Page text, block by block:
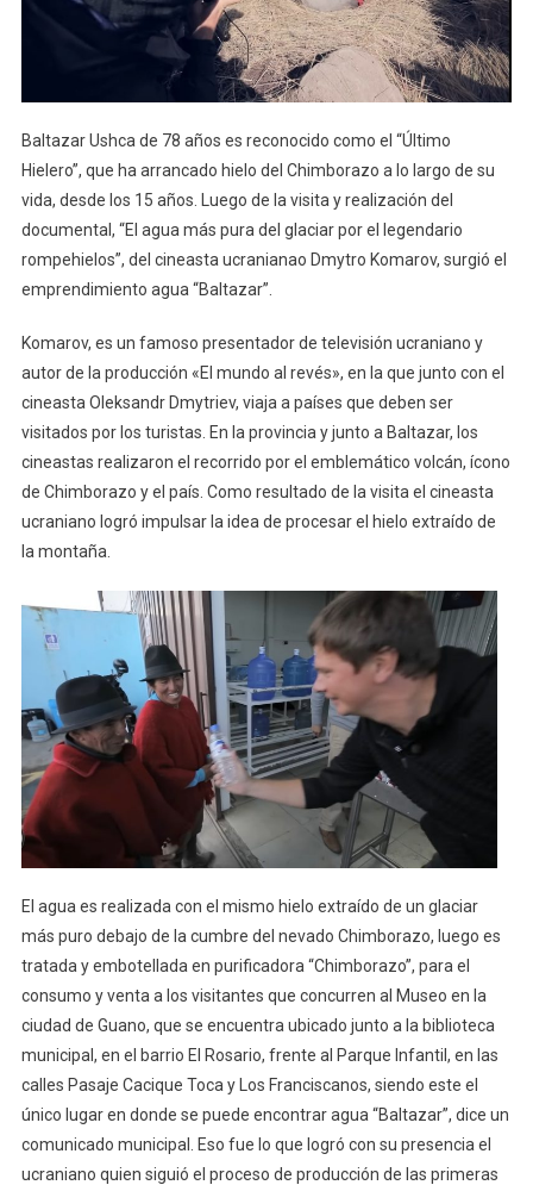
Del
Chimborazo
Baltazar Ushca de 78 años es reconocido como el “Último
Hielero”, que ha arrancado hielo del Chimborazo a lo largo de su
vida, desde los 15 años. Luego de la visita y realización del
documental, “El agua más pura del glaciar por el legendario
rompehielos”, del cineasta ucranianao Dmytro Komarov, surgió el
emprendimiento agua “Baltazar”.
Komarov, es un famoso presentador de televisión ucraniano y
autor de la producción «El mundo al revés», en la que junto con el
cineasta Oleksandr Dmytriev, viaja a países que deben ser
visitados por los turistas. En la provincia y junto a Baltazar, los
cineastas realizaron el recorrido por el emblemático volcán, ícono
de Chimborazo y el país. Como resultado de la visita el cineasta
ucraniano logró impulsar la idea de procesar el hielo extraído de
la montaña.
El agua es realizada con el mismo hielo extraído de un glaciar
más puro debajo de la cumbre del nevado Chimborazo, luego es
tratada y embotellada en purificadora “Chimborazo”, para el
consumo y venta a los visitantes que concurren al Museo en la
ciudad de Guano, que se encuentra ubicado junto a la biblioteca
municipal, en el barrio El Rosario, frente al Parque Infantil, en las
calles Pasaje Cacique Toca y Los Franciscanos, siendo este el
único lugar en donde se puede encontrar agua “Baltazar”, dice un
comunicado municipal. Eso fue lo que logró con su presencia el
ucraniano quien siguió el proceso de producción de las primeras